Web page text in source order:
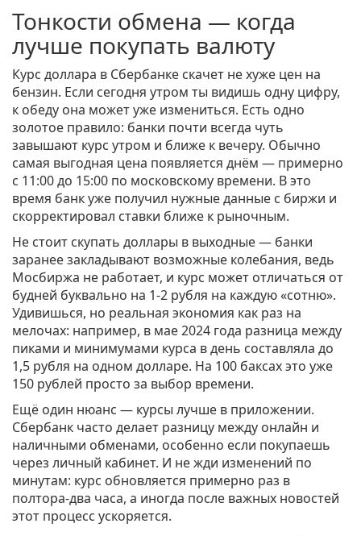
Тонкости обмена — когда
лучше покупать валюту
Курс доллара в Сбербанке скачет не хуже цен на
бензин. Если сегодня утром ты видишь одну цифру,
к обеду она может уже измениться. Есть одно
золотое правило: банки почти всегда чуть
завышают курс утром и ближе к вечеру. Обычно
самая выгодная цена появляется днём — примерно
с 11:00 до 15:00 по московскому времени. В это
время банк уже получил нужные данные с биржи и
скорректировал ставки ближе к рыночным.
Не стоит скупать доллары в выходные — банки
заранее закладывают возможные колебания, ведь
Мосбиржа не работает, и курс может отличаться от
будней буквально на 1-2 рубля на каждую «сотню».
Удивишься, но реальная экономия как раз на
мелочах: например, в мае 2024 года разница между
пиками и минимумами курса в день составляла до
1,5 рубля на одном долларе. На 100 баксах это уже
150 рублей просто за выбор времени.
Ещё один нюанс — курсы лучше в приложении.
Сбербанк часто делает разницу между онлайн и
наличными обменами, особенно если покупаешь
через личный кабинет. И не жди изменений по
минутам: курс обновляется примерно раз в
полтора-два часа, а иногда после важных новостей
этот процесс ускоряется.